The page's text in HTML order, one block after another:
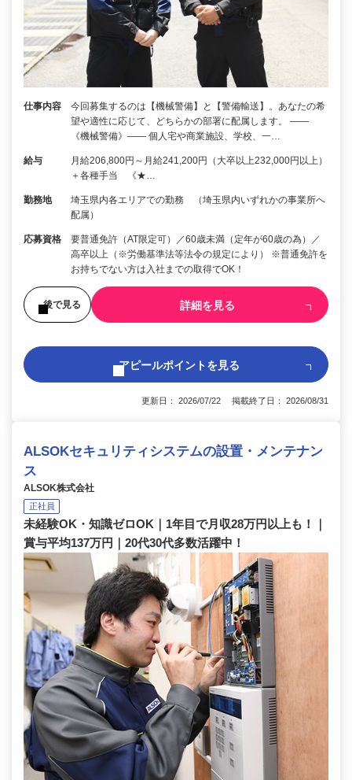
仕事内容
今回募集するのは【機械警備】と【警備輸送】。あなたの希
望や適性に応じて、どちらかの部署に配属します。 ――
《機械警備》―― 個人宅や商業施設、学校、一…
給与
月給206,800円～月給241,200円（大卒以上232,000円以上）
＋各種手当 《★…
勤務地
埼玉県内各エリアでの勤務 （埼玉県内いずれかの事業所へ
配属）
応募資格
要普通免許（AT限定可）／60歳未満（定年が60歳の為）／
高卒以上（※労働基準法等法令の規定により） ※普通免許を
お持ちでない方は入社までの取得でOK！
後で見る 詳細を見る
アピールポイントを見る
更新日： 2026/07/22 掲載終了日： 2026/08/31
ALSOKセキュリティシステムの設置・メンテナン
ス
ALSOK株式会社
正社員
未経験OK・知識ゼロOK｜1年目で月収28万円以上も！｜
賞与平均137万円｜20代30代多数活躍中！